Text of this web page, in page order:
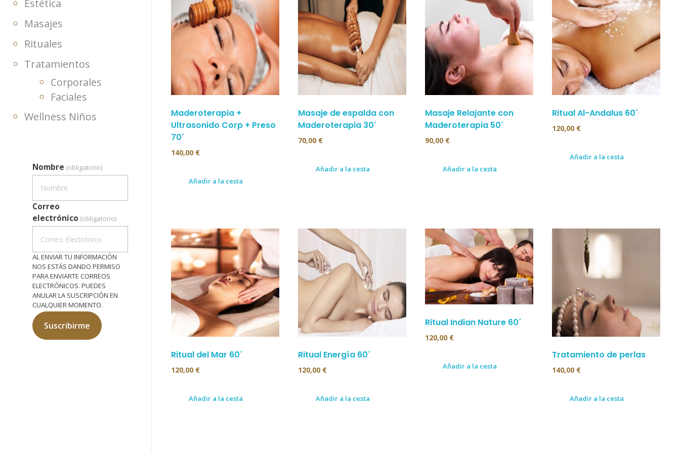
Maderoterapia +
Ultrasonido Corp + Preso
70´
140,00 €
Añadir a la cesta
Masaje de espalda con
Maderoterapia 30´
70,00 €
Añadir a la cesta
Masaje Relajante con
Maderoterapia 50´
90,00 €
Añadir a la cesta
Ritual Al-Andalus 60´
120,00 €
Añadir a la cesta
Ritual del Mar 60´
120,00 €
Añadir a la cesta
Ritual Energía 60´
120,00 €
Añadir a la cesta
Ritual Indian Nature 60´
120,00 €
Añadir a la cesta
Tratamiento de perlas
140,00 €
Añadir a la cesta
Estética
Masajes
Rituales
Tratamientos
Corporales
Faciales
Wellness Niños
Nombre (obligatorio)
Correo
electrónico (obligatorio)
AL ENVIAR TU INFORMACIÓN
NOS ESTÁS DANDO PERMISO
PARA ENVIARTE CORREOS
ELECTRÓNICOS. PUEDES
ANULAR LA SUSCRIPCIÓN EN
CUALQUIER MOMENTO.
Suscribirme